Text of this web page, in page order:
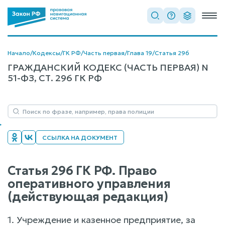
Начало/Кодексы/ГК РФ/Часть первая/Глава 19/Статья 296
ГРАЖДАНСКИЙ КОДЕКС (ЧАСТЬ ПЕРВАЯ) N
51-ФЗ, СТ. 296 ГК РФ
ССЫЛКА НА ДОКУМЕНТ
Статья 296 ГК РФ. Право
оперативного управления
(действующая редакция)
1. Учреждение и казенное предприятие, за